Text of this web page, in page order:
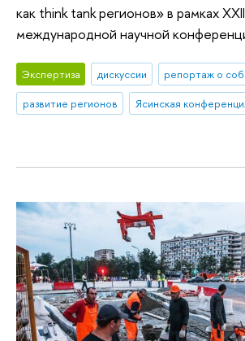
как think tank регионов» в рамках
международной научной
Экспертиза дискуссии
репортаж о
развитие регионов
Ясинская